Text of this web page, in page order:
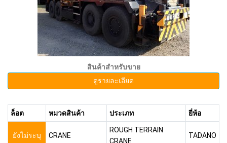
สินค้าสำหรับขาย
ดูรายละเอียด
ล็อต หมวดสินค้า ประเภท ยี่ห้อ
ยังไม่ระบุ CRANE
ROUGH TERRAIN
CRANE
TADANO